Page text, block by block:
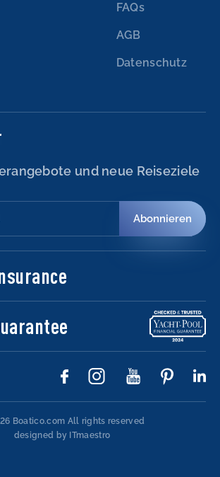
FAQs
AGB
Datenschutz
und neue Reiseziele
Abonnieren
Boatico.com All rights reserved
designed by ITmaestro